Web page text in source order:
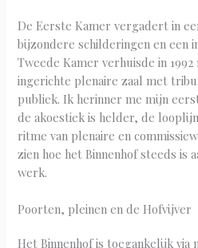
De Eerste Kamer vergadert in
bijzondere schilderingen en een
Tweede Kamer verhuisde in
ingerichte plenaire zaal met
publiek. Ik herinner me mijn
de akoestiek is helder, de
ritme van plenaire en
zien hoe het Binnenhof steeds is
werk.
Poorten, pleinen en de Hofvijver
Het Binnenhof is toegankelijk via